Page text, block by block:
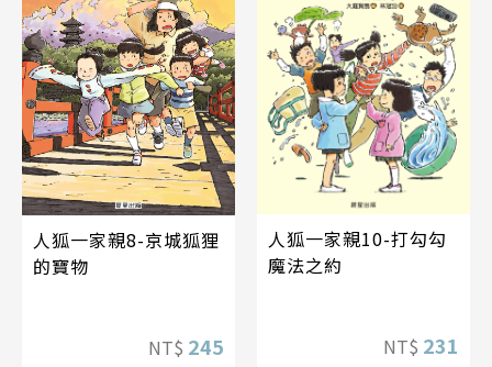
人狐一家親8-京城狐狸
的寶物
NT$ 245
人狐一家親10-打勾勾
魔法之約
NT$ 231